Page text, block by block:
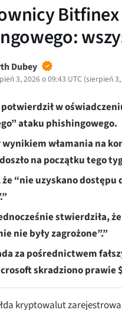
Dubey
3, 2026 o 09:43 UTC (sierpień
w
ataku phishingowego.
wynikiem włamania na
na początku tego
że “nie uzyskano
stwierdziła,
nie były zagrożone”.”
za pośrednictwem
skradziono prawie
kryptowalut